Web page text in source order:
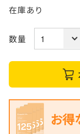
在庫あり
数量
お得